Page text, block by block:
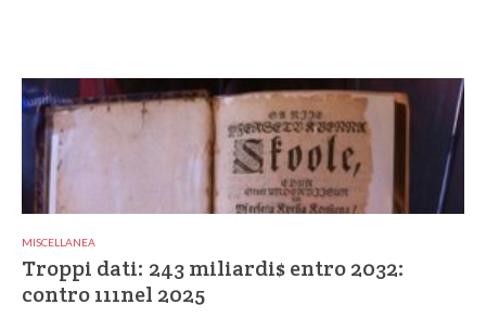
MISCELLANEA
Troppi dati: 243 miliardi$ entro 2032:
contro 111nel 2025